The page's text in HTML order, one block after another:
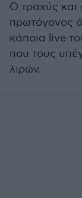
O τραχύς και
πρωτόγονος
κάποια live
που τους
λιρών.